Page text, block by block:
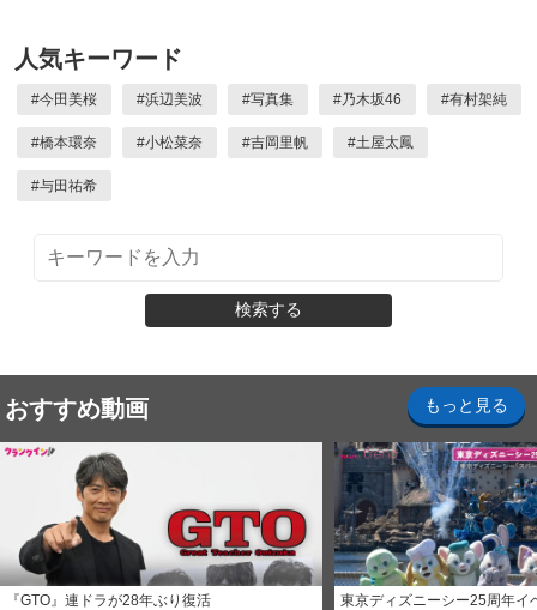
人気キーワード
#今田美桜 #浜辺美波 #写真集 #乃木坂46 #有村架純
#橋本環奈 #小松菜奈 #吉岡里帆 #土屋太鳳
#与田祐希
検索する
おすすめ動画 もっと見る
『GTO』連ドラが28年ぶり復活 東京ディズニーシー25周年イ